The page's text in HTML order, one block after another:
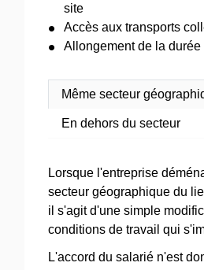
site
Accès aux transports
Allongement de la
Même secteur
En dehors du secteur
Lorsque l'entreprise
secteur géographique du
il s'agit d'une simple
conditions de travail qui
L'accord du salarié n'est